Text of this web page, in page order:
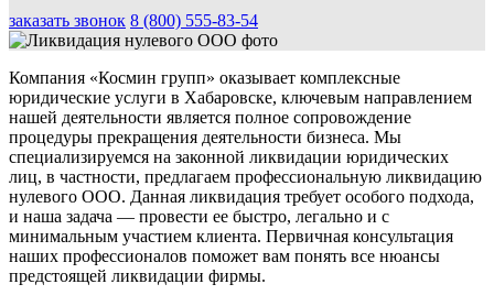
заказать звонок 8 (800) 555-83-54
Компания «Космин групп» оказывает комплексные
юридические услуги в Хабаровске, ключевым направлением
нашей деятельности является полное сопровождение
процедуры прекращения деятельности бизнеса. Мы
специализируемся на законной ликвидации юридических
лиц, в частности, предлагаем профессиональную ликвидацию
нулевого ООО. Данная ликвидация требует особого подхода,
и наша задача — провести ее быстро, легально и с
минимальным участием клиента. Первичная консультация
наших профессионалов поможет вам понять все нюансы
предстоящей ликвидации фирмы.